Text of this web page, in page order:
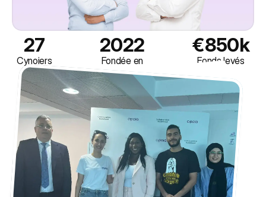
27
Cynoiers
2022
Fondée en
€850k
Fonds levés